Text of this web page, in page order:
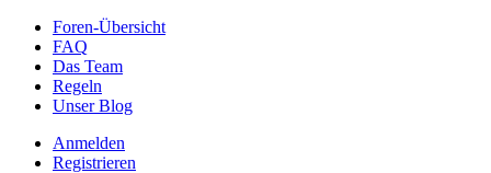
Foren-Übersicht
FAQ
Das Team
Regeln
Unser Blog
Anmelden
Registrieren